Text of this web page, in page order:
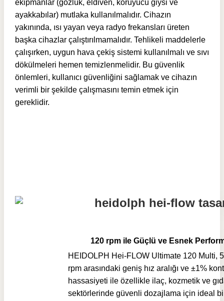
ekipmanlar (gözlük, eldiven, koruyucu giysi ve
ayakkabılar) mutlaka kullanılmalıdır. Cihazın
yakınında, ısı yayan veya radyo frekansları üreten
başka cihazlar çalıştırılmamalıdır. Tehlikeli maddelerle
çalışırken, uygun hava çekiş sistemi kullanılmalı ve sıvı
dökülmeleri hemen temizlenmelidir. Bu güvenlik
önlemleri, kullanıcı güvenliğini sağlamak ve cihazın
verimli bir şekilde çalışmasını temin etmek için
gereklidir.
120 rpm ile Güçlü ve Esnek
HEIDOLPH Hei-FLOW Ultimate 120 Multi,
rpm arasındaki geniş hız aralığı ve ±1%
hassasiyeti ile özellikle ilaç, kozmetik ve
sektörlerinde güvenli dozajlama için ideal